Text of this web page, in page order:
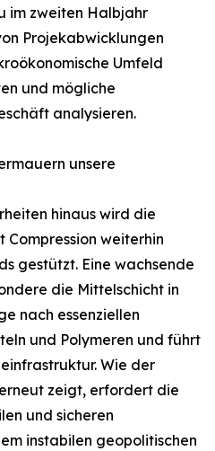
im zweiten Halbjahr
Projekabwicklungen
Umfeld
und mögliche
analysieren.
unsere
hinaus wird die
weiterhin
gestützt. Eine wachsende
die Mittelschicht in
nach essenziellen
und Polymeren und führt
Wie der
zeigt, erfordert die
und sicheren
instabilen geopolitischen